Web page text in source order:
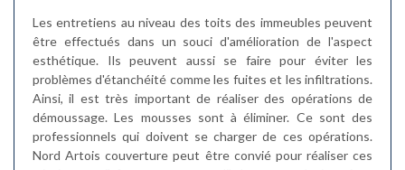
Les entretiens au niveau des toits des immeubles peuvent
être effectués dans un souci d'amélioration de l'aspect
esthétique. Ils peuvent aussi se faire pour éviter les
problèmes d'étanchéité comme les fuites et les infiltrations.
Ainsi, il est très important de réaliser des opérations de
démoussage. Les mousses sont à éliminer. Ce sont des
professionnels qui doivent se charger de ces opérations.
Nord Artois couverture peut être convié pour réaliser ces